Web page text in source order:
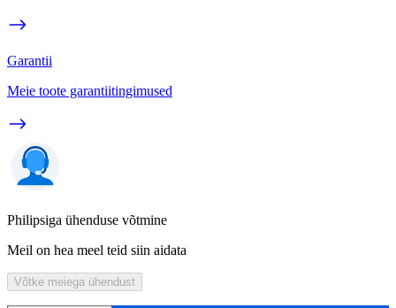
Garantii
Meie toote garantiitingimused
Philipsiga ühenduse võtmine
Meil on hea meel teid siin aidata
Võtke meiega ühendust